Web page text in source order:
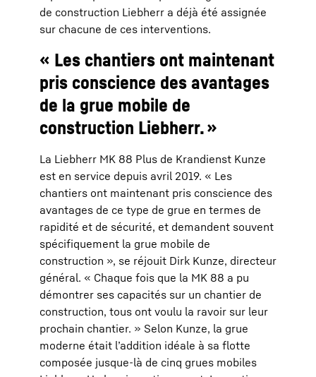
de construction Liebherr a déjà été assignée
sur chacune de ces interventions.
« Les chantiers ont maintenant
pris conscience des avantages
de la grue mobile de
construction Liebherr. »
La Liebherr MK 88 Plus de Krandienst Kunze
est en service depuis avril 2019. « Les
chantiers ont maintenant pris conscience des
avantages de ce type de grue en termes de
rapidité et de sécurité, et demandent souvent
spécifiquement la grue mobile de
construction », se réjouit Dirk Kunze, directeur
général. « Chaque fois que la MK 88 a pu
démontrer ses capacités sur un chantier de
construction, tous ont voulu la ravoir sur leur
prochain chantier. » Selon Kunze, la grue
moderne était l’addition idéale à sa flotte
composée jusque-là de cinq grues mobiles